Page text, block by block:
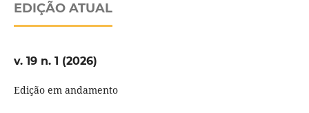
EDIÇÃO ATUAL
v. 19 n. 1 (2026)
Edição em andamento